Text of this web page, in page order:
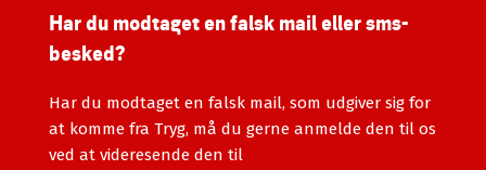
Har du modtaget en falsk mail eller sms-
besked?
Har du modtaget en falsk mail, som udgiver sig for
at komme fra Tryg, må du gerne anmelde den til os
ved at videresende den til